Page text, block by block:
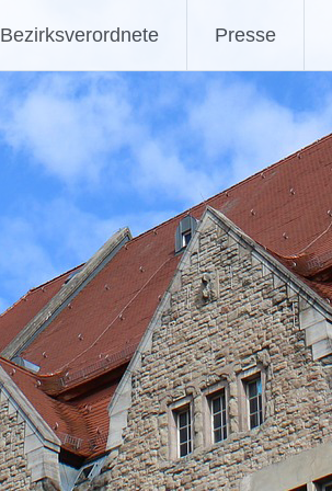
Bezirksverordnete Presse